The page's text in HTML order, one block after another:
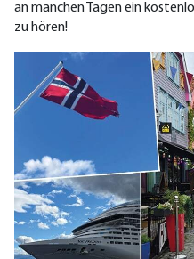
an manchen Tagen ein
zu hören!